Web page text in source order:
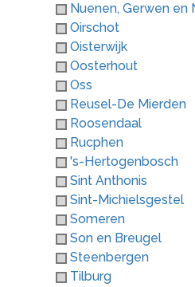
Nuenen, Gerwen
Oirschot
Oisterwijk
Oosterhout
Oss
Reusel-De Mierden
Roosendaal
Rucphen
's-Hertogenbosch
Sint Anthonis
Sint-Michielsgestel
Someren
Son en Breugel
Steenbergen
Tilburg